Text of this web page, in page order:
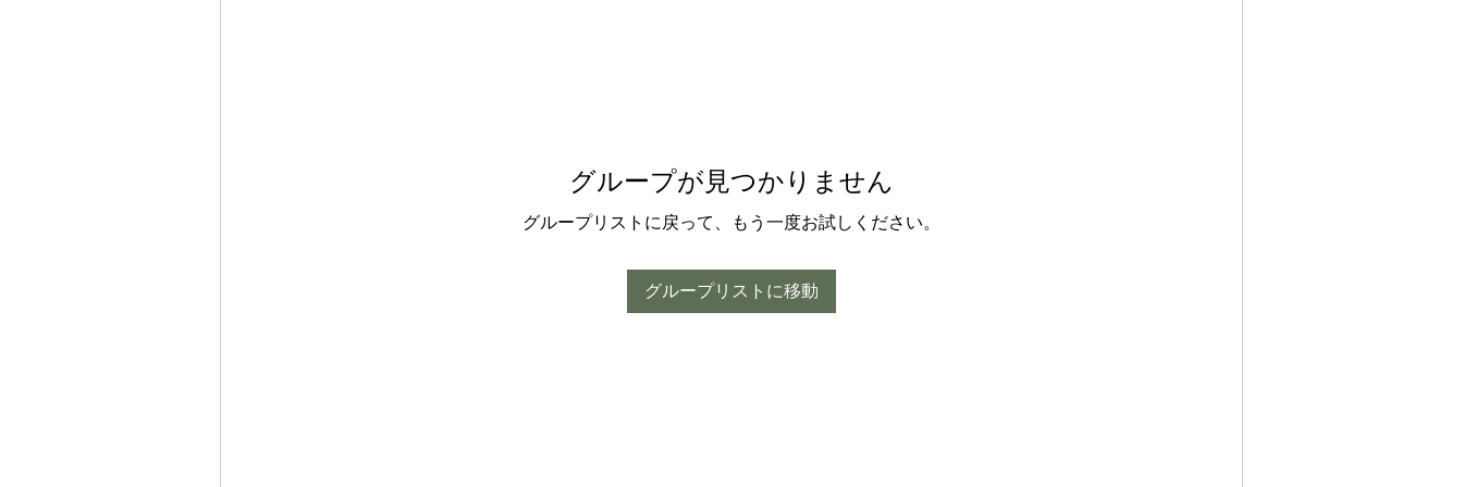
グループが見つかりません
グループリストに戻って、もう一度お試しください。
グループリストに移動